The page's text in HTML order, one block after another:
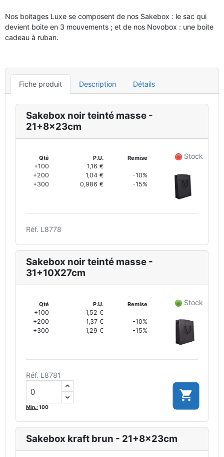
Nos boitages Luxe se composent de nos Sakebox : le sac qui
devient boite en 3 mouvements ; et de nos Novobox : une boite
cadeau à ruban.
Fiche produit Description Détails
Sakebox noir teinté masse -
21+8x23cm
Qté P.U. Remise
+100
1,16 €
+200
1,04 €
-10%
+300
0,986 € -15%
Stock
Réf. L8778
Sakebox noir teinté masse -
31+10X27cm
Qté P.U. Remise
+100
1,52 €
+200
1,37 €
-10%
+300
1,29 € -15%
Stock
Réf. L8781
Min.:100

Sakebox kraft brun - 21+8x23cm